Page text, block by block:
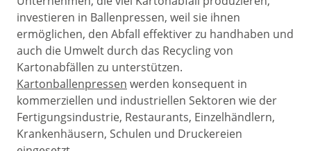
investieren in Ballenpressen, weil sie ihnen
ermöglichen, den Abfall effektiver zu handhaben und
auch die Umwelt durch das Recycling von
Kartonabfällen zu unterstützen.
Kartonballenpressen werden konsequent in
kommerziellen und industriellen Sektoren wie der
Fertigungsindustrie, Restaurants, Einzelhändlern,
Krankenhäusern, Schulen und Druckereien